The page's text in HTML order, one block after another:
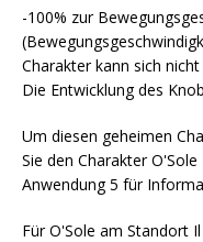
-100% zur
Charakter kann sich
Die Entwicklung des
Um diesen geheimen
Sie den Charakter
Anwendung 5 für
Für O'Sole am Standort